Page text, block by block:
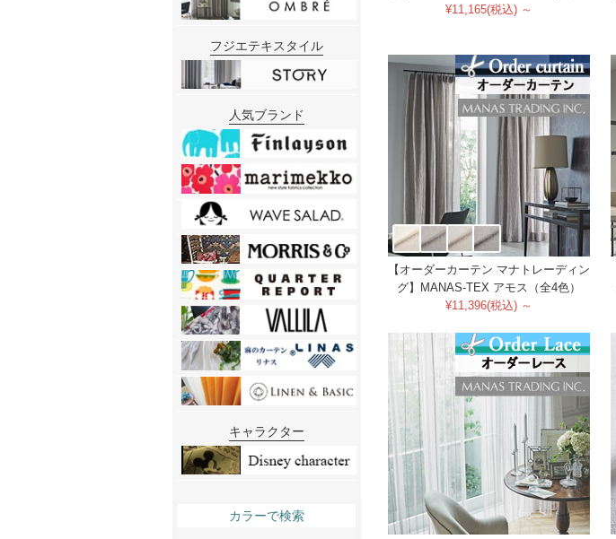
¥11,165(税込) ～
【オーダーカーテン マナトレーディン
グ】MANAS-TEX アモス（全4色）
¥11,396(税込) ～
フジエテキスタイル
人気ブランド
キャラクター
カラーで検索